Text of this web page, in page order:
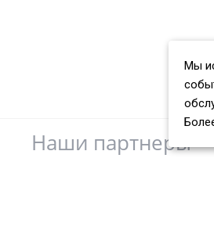
Наши партнеры
Мы